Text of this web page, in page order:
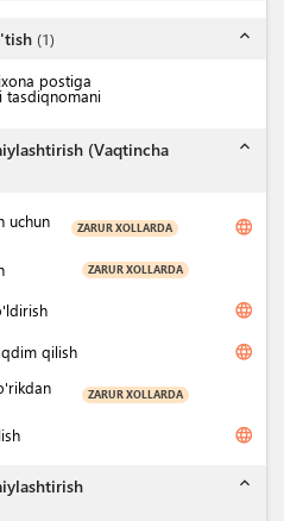
(1) expand_less
postiga
tasdiqnomani
(Vaqtincha
expand_less
uchun ZARUR XOLLARDA language
ZARUR XOLLARDA
language
qilish language
ZARUR XOLLARDA
language
expand_less